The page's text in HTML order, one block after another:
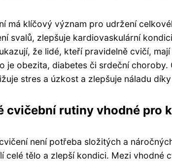
má klíčový význam pro udržení
svalů, zlepšuje kardiovaskulární
že lidé, kteří pravidelně cvičí, mají
je obezita, diabetes či srdeční choroby.
stres a úzkost a zlepšuje náladu
cvičební rutiny vhodné pro
není potřeba složitých a
celé tělo a zlepší kondici. Mezi vhodné